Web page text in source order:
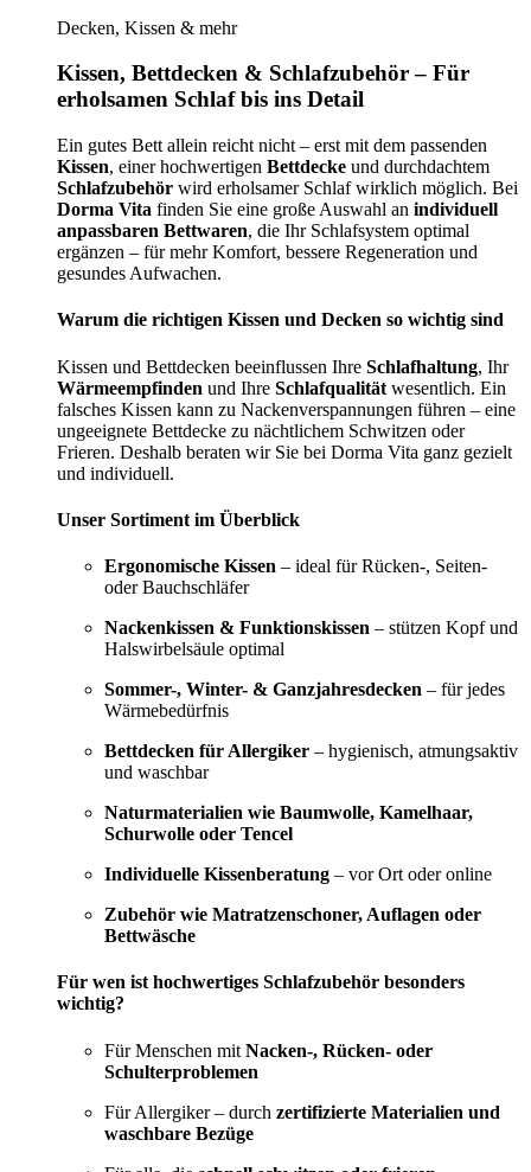
Decken, Kissen & mehr
Kissen, Bettdecken & Schlafzubehör – Für
erholsamen Schlaf bis ins Detail
Ein gutes Bett allein reicht nicht – erst mit dem passenden
Kissen, einer hochwertigen Bettdecke und durchdachtem
Schlafzubehör wird erholsamer Schlaf wirklich möglich. Bei
Dorma Vita finden Sie eine große Auswahl an individuell
anpassbaren Bettwaren, die Ihr Schlafsystem optimal
ergänzen – für mehr Komfort, bessere Regeneration und
gesundes Aufwachen.
Warum die richtigen Kissen und Decken so wichtig sind
Kissen und Bettdecken beeinflussen Ihre Schlafhaltung, Ihr
Wärmeempfinden und Ihre Schlafqualität wesentlich. Ein
falsches Kissen kann zu Nackenverspannungen führen – eine
ungeeignete Bettdecke zu nächtlichem Schwitzen oder
Frieren. Deshalb beraten wir Sie bei Dorma Vita ganz gezielt
und individuell.
Unser Sortiment im Überblick
Ergonomische Kissen – ideal für Rücken-, Seiten-
oder Bauchschläfer
Nackenkissen & Funktionskissen – stützen Kopf und
Halswirbelsäule optimal
Sommer-, Winter- & Ganzjahresdecken – für jedes
Wärmebedürfnis
Bettdecken für Allergiker – hygienisch, atmungsaktiv
und waschbar
Naturmaterialien wie Baumwolle, Kamelhaar,
Schurwolle oder Tencel
Individuelle Kissenberatung – vor Ort oder online
Zubehör wie Matratzenschoner, Auflagen oder
Bettwäsche
Für wen ist hochwertiges Schlafzubehör besonders
wichtig?
Für Menschen mit Nacken-, Rücken- oder
Schulterproblemen
Für Allergiker – durch zertifizierte Materialien und
waschbare Bezüge